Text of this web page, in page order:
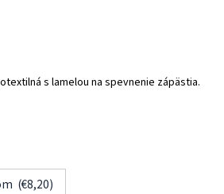
s lamelou na spevnenie zápästia.
(€8,20)